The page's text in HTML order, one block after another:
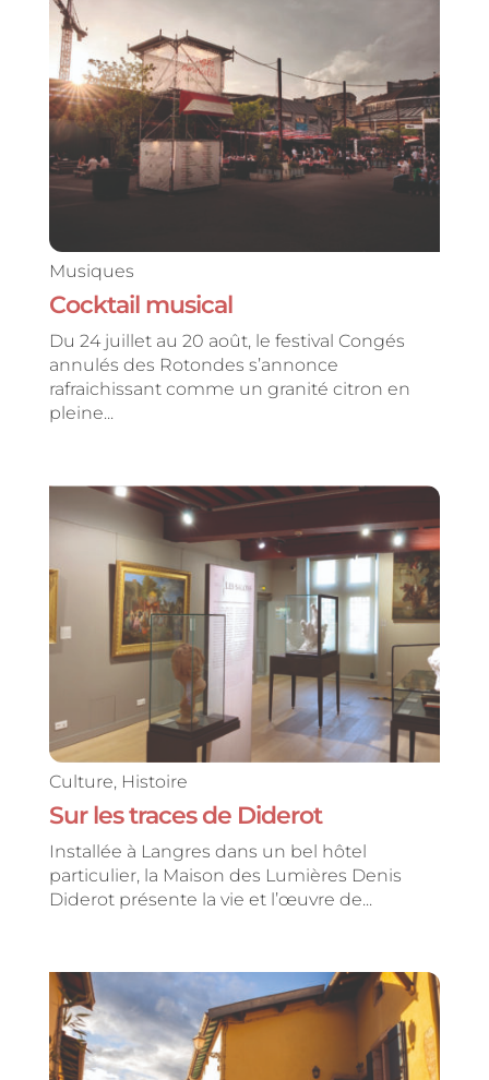
Musiques
Cocktail musical
Du 24 juillet au 20 août, le festival Congés
annulés des Rotondes s’annonce
rafraichissant comme un granité citron en
pleine...
Culture, Histoire
Sur les traces de Diderot
Installée à Langres dans un bel hôtel
particulier, la Maison des Lumières Denis
Diderot présente la vie et l’œuvre de...